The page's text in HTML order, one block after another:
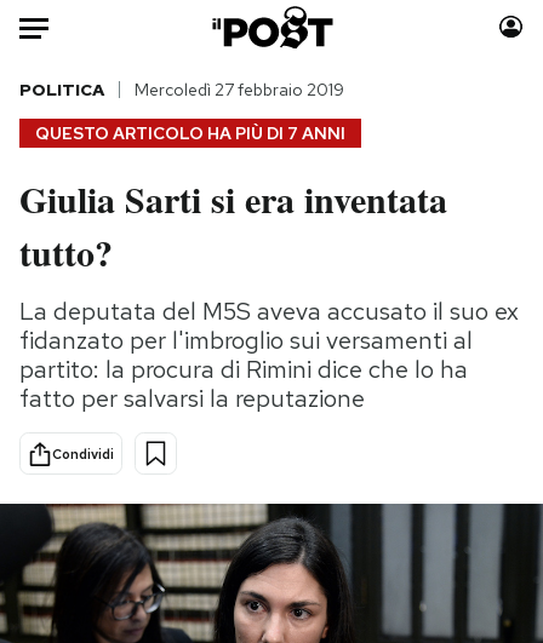
Auto
HOME
Italia
Politica
Tecnologia
Internet
Scienza
Cultura
Economia
Moda
Storie/Idee
Ok Boomer!
Media
Europa
PODCAST
QUESTO ARTICOLO HA PIÙ DI 7 ANNI
POLITICA Mercoledì 27 febbraio 2019
Giulia Sarti si era inventata
tutto?
La deputata del M5S aveva accusato il suo ex
fidanzato per l'imbroglio sui versamenti al
partito: la procura di Rimini dice che lo ha
fatto per salvarsi la reputazione
Condividi